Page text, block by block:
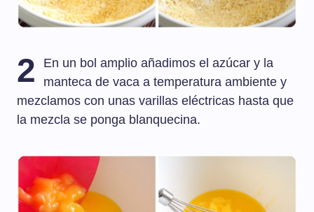
2
En un bol amplio añadimos el azúcar y la
manteca de vaca a temperatura ambiente y
mezclamos con unas varillas eléctricas hasta que
la mezcla se ponga blanquecina.